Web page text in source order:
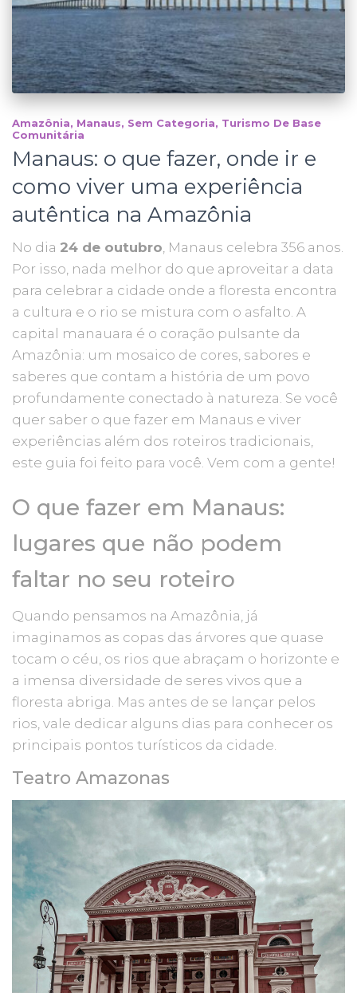
Amazônia Manaus Sem Categoria
Turismo De Base
Comunitária
Manaus: o que fazer, onde ir e
como viver uma experiência
autêntica na Amazônia
No dia 24 de outubro , Manaus celebra 356 anos.
Por isso, nada melhor do que aproveitar a data
para celebrar a cidade onde a floresta encontra
a cultura e o rio se mistura com o asfalto. A
capital manauara é o coração pulsante da
Amazônia: um mosaico de cores, sabores e
saberes que contam a história de um povo
profundamente conectado à natureza. Se você
quer saber o que fazer em Manaus e viver
experiências além dos roteiros tradicionais,
este guia foi feito para você. Vem com a gente!
O que fazer em Manaus:
lugares que não podem
faltar no seu roteiro
Quando pensamos na Amazônia, já
imaginamos as copas das árvores que quase
tocam o céu, os rios que abraçam o horizonte e
a imensa diversidade de seres vivos que a
floresta abriga. Mas antes de se lançar pelos
rios, vale dedicar alguns dias para conhecer os
principais pontos turísticos da cidade.
Teatro Amazonas